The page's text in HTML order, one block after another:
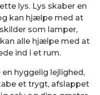
lys. Lys skaber en
kan hjælpe med at
som lamper,
alle hjælpe med at
ind i et rum.
hyggelig lejlighed,
et trygt, afslappet